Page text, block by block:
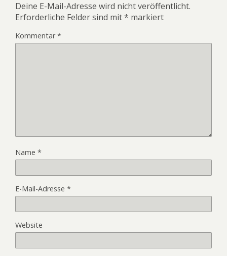
Deine E-Mail-Adresse wird nicht veröffentlicht.
Erforderliche Felder sind mit* markiert
Kommentar*
Name *
E-Mail-Adresse *
Website